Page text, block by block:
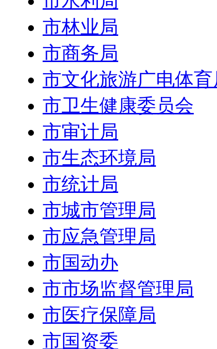
市林业局
市商务局
市文化旅游广电体育
市卫生健康委员会
市审计局
市生态环境局
市统计局
市城市管理局
市应急管理局
市国动办
市市场监督管理局
市医疗保障局
市国资委